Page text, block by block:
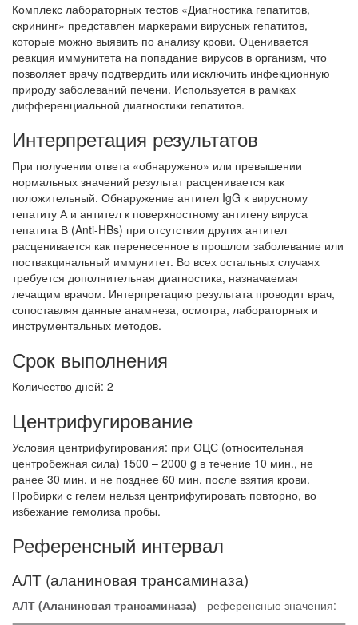
Комплекс лабораторных тестов «Диагностика гепатитов,
скрининг» представлен маркерами вирусных гепатитов,
которые можно выявить по анализу крови. Оценивается
реакция иммунитета на попадание вирусов в организм, что
позволяет врачу подтвердить или исключить инфекционную
природу заболеваний печени. Используется в рамках
дифференциальной диагностики гепатитов.
Интерпретация результатов
При получении ответа «обнаружено» или превышении
нормальных значений результат расценивается как
положительный. Обнаружение антител IgG к вирусному
гепатиту А и антител к поверхностному антигену вируса
гепатита В (Anti-HBs) при отсутствии других антител
расценивается как перенесенное в прошлом заболевание или
поствакцинальный иммунитет. Во всех остальных случаях
требуется дополнительная диагностика, назначаемая
лечащим врачом. Интерпретацию результата проводит врач,
сопоставляя данные анамнеза, осмотра, лабораторных и
инструментальных методов.
Срок выполнения
Количество дней: 2
Центрифугирование
Условия центрифугирования: при ОЦС (относительная
центробежная сила) 1500 – 2000 g в течение 10 мин., не
ранее 30 мин. и не позднее 60 мин. после взятия крови.
Пробирки с гелем нельзя центрифугировать повторно, во
избежание гемолиза пробы.
Референсный интервал
АЛТ (аланиновая трансаминаза)
АЛТ (Аланиновая трансаминаза) - референсные значения: